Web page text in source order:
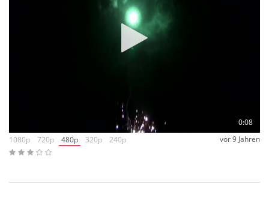
0:08
1080p
720p 480p 320p 240p vor 9 Jahren